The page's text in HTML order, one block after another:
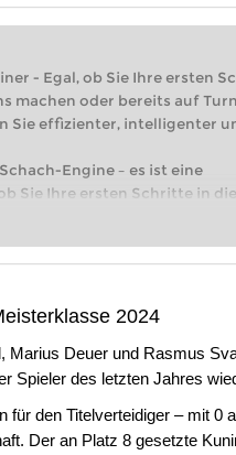
- Egal, ob Sie Ihre ersten
machen oder bereits auf
Sie effizienter, intelligenter
Engine – es ist eine
Sie Ihre ersten Schritte in
bereits auf Turnierniveau
2024
Marius Deuer und Rasmus
Spieler des letzten Jahres
für den Titelverteidiger – mit 0
Der an Platz 8 gesetzte